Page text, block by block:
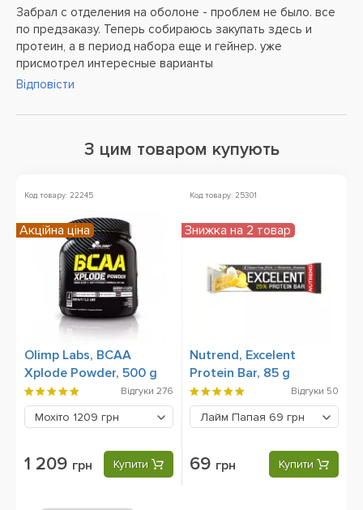
Забрал с отделения на оболоне - проблем не было. все
по предзаказу. Теперь собираюсь закупать здесь и
протеин, а в период набора еще и гейнер. уже
присмотрел интересные варианты
Відповісти
З цим товаром купують
Код товару: 22245
Olimp Labs, BCAA
Xplode Powder, 500 g
Відгуки 276
Мохіто 1209 грн
1 209 грн Купити
Акційна ціна
Код товару: 25301
Nutrend, Excelent
Protein Bar, 85 g
Відгуки 50
Лайм Папая 69 грн
69 грн Купити
Знижка на 2 товар